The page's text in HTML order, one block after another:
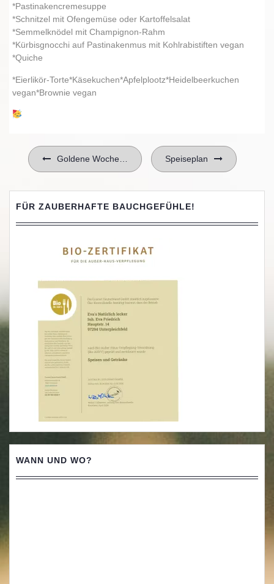
*Pastinakencremesuppe
*Schnitzel mit Ofengemüse oder Kartoffelsalat
*Semmelknödel mit Champignon-Rahm
*Kürbisgnocchi auf Pastinakenmus mit Kohlrabistiften vegan
*Quiche
*Eierlikör-Torte*Käsekuchen*Apfelplootz*Heidelbeerkuchen
vegan*Brownie vegan
Beitragsnavigation
Goldene Woche… Speiseplan
FÜR ZAUBERHAFTE BAUCHGEFÜHLE!
WANN UND WO?